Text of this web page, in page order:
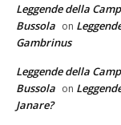
Leggende della
Bussola on
Gambrinus
Leggende della
Bussola on
Janare?